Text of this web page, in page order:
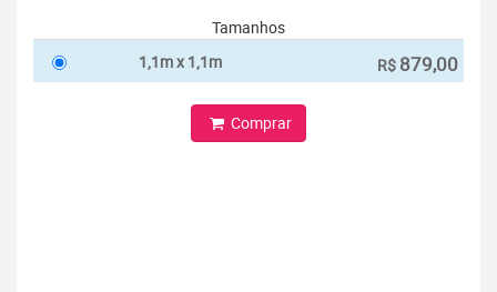
Tamanhos
1,1m x 1,1m
R$ 879,00
Comprar